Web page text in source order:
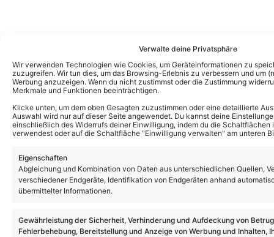
Verwalte deine Privatsphäre
Wir verwenden Technologien wie Cookies, um Geräteinformationen zu
zuzugreifen. Wir tun dies, um das Browsing-Erlebnis zu verbessern und um
Werbung anzuzeigen. Wenn du nicht zustimmst oder die Zustimmung
Merkmale und Funktionen beeinträchtigen.
Klicke unten, um dem oben Gesagten zuzustimmen oder eine detaillierte
Auswahl wird nur auf dieser Seite angewendet. Du kannst deine
einschließlich des Widerrufs deiner Einwilligung, indem du die
verwendest oder auf die Schaltfläche "Einwilligung verwalten" am unteren
Eigenschaften
Abgleichung und Kombination von Daten aus unterschiedlichen Quellen,
verschiedener Endgeräte, Identifikation von Endgeräten anhand
übermittelter Informationen.
Gewährleistung der Sicherheit, Verhinderung und Aufdeckung von
Fehlerbehebung, Bereitstellung und Anzeige von Werbung und Inhalten,
Das könnte Euch auch interessieren:
ZDF-Fernsehgarten entfällt heute: Diese
Gäste sind in der nächsten Ausgabe am
16.08.26 dabei
Vorschau
Stars sind am 02.08.26 dabei